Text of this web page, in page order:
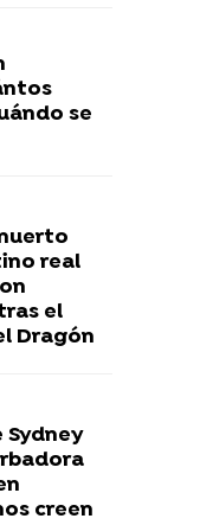
se
real
el
Dragón
Sydney
creen